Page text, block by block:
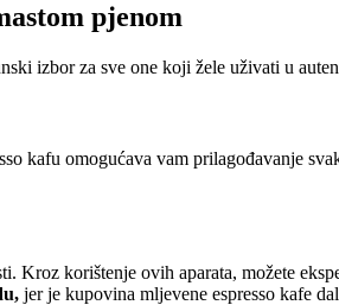
pjenom
izbor za sve one koji žele uživati u
kafu omogućava vam prilagođavanje
Kroz korištenje ovih aparata, možete
jer je kupovina mljevene espresso kafe